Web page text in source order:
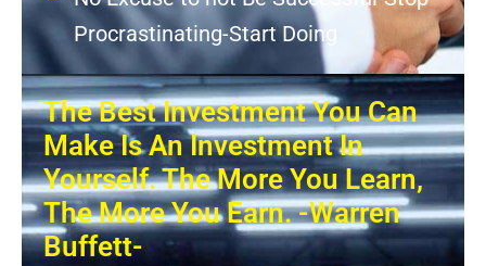
Procrastinating-Start Doing
The Best Investment You Can
Make Is An Investment In
Yourself. The More You Learn,
The More You Earn. -Warren
Buffett-